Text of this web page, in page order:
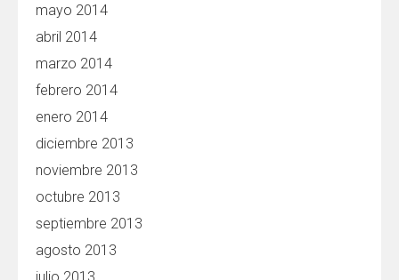
mayo 2014
abril 2014
marzo 2014
febrero 2014
enero 2014
diciembre 2013
noviembre 2013
octubre 2013
septiembre 2013
agosto 2013
julio 2013